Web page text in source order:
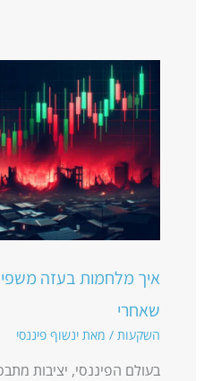
איך מלחמות בעזה
שאחרי
השקעות / מאת ינשוף פיננסי
בעולם הפיננסי, יציבות